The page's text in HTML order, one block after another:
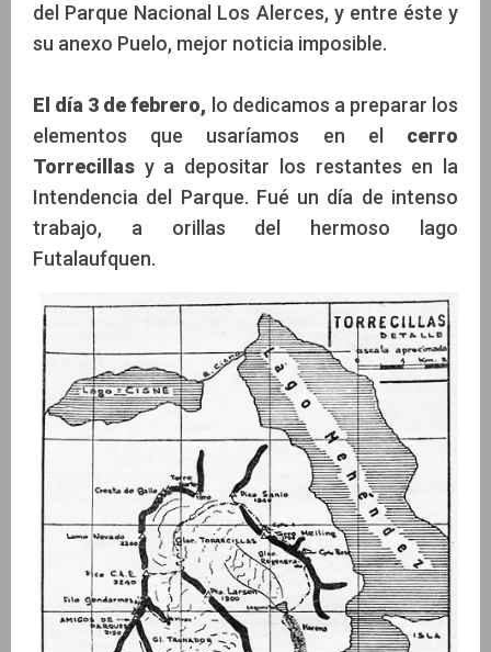
del Parque Nacional Los Alerces, y entre éste y
su anexo Puelo, mejor noticia imposible.
El día 3 de febrero, lo dedicamos a preparar los
elementos que usaríamos en el cerro
Torrecillas y a depositar los restantes en la
Intendencia del Parque. Fué un día de intenso
trabajo, a orillas del hermoso lago
Futalaufquen.